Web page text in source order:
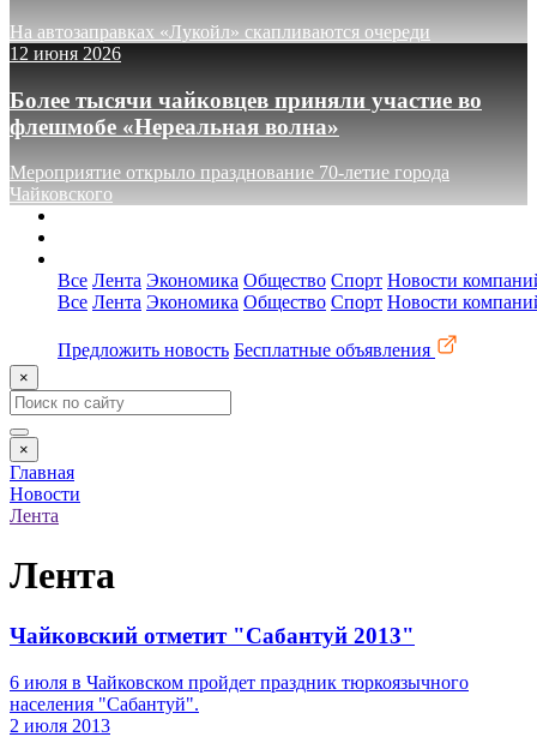
На автозаправках «Лукойл» скапливаются очереди
12 июня 2026
Более тысячи чайковцев приняли участие во
флешмобе «Нереальная волна»
Мероприятие открыло празднование 70-летие города
Чайковского
Все Лента Экономика Общество Спорт Новости
Все Лента Экономика Общество Спорт Новости
Предложить новость Бесплатные объявления
×
×
Главная
Новости
Лента
Лента
Чайковский отметит "Сабантуй 2013"
6 июля в Чайковском пройдет праздник тюркоязычного
населения "Сабантуй".
2 июля 2013